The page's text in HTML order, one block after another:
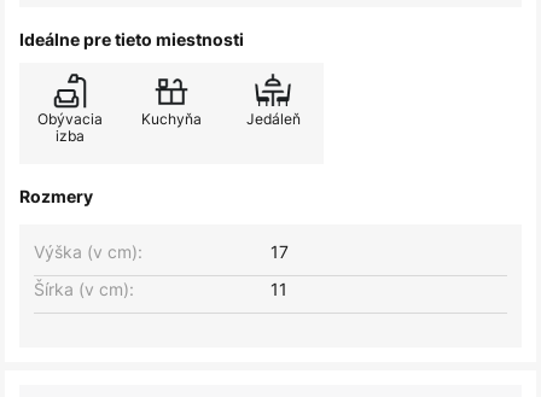
Ideálne pre tieto miestnosti
Obývacia
izba
Kuchyňa Jedáleň
Rozmery
Šírka (v cm): 11
Výška (v cm): 17